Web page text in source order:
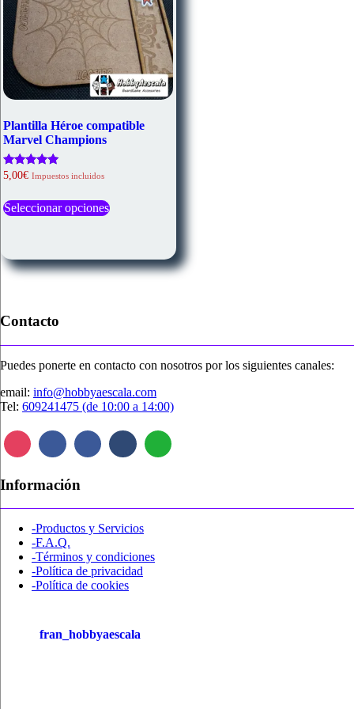
Plantilla Héroe compatible
Marvel Champions
Valorado
de 5
5,00€ Impuestos incluidos
Seleccionar opcionesproducto
Las
opciones
la
página
producto
Contacto
Puedes ponerte en contacto con nosotros por los siguientes canales:
email: info@hobbyaescala.com
Tel: 609241475 (de 10:00 a 14:00)
Información
-Productos y Servicios
-F.A.Q.
-Términos y condiciones
-Política de privacidad
-Política de cookies
fran_hobbyaescala